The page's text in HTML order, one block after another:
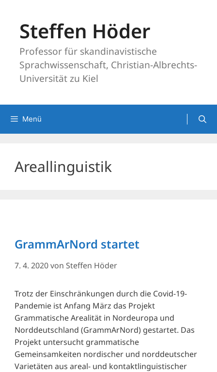
springenSteffen Höder
Professor für skandinavistische
Sprachwissenschaft, Christian-Albrechts-
Universität zu Kiel
Menü
Areallinguistik
GrammArNord startet
7. 4. 2020von Steffen Höder
Trotz der Einschränkungen durch die Covid-19-
Pandemie ist Anfang März das Projekt
Grammatische Arealität in Nordeuropa und
Norddeutschland (GrammArNord) gestartet. Das
Projekt untersucht grammatische
Gemeinsamkeiten nordischer und norddeutscher
Varietäten aus areal- und kontaktlinguistischer